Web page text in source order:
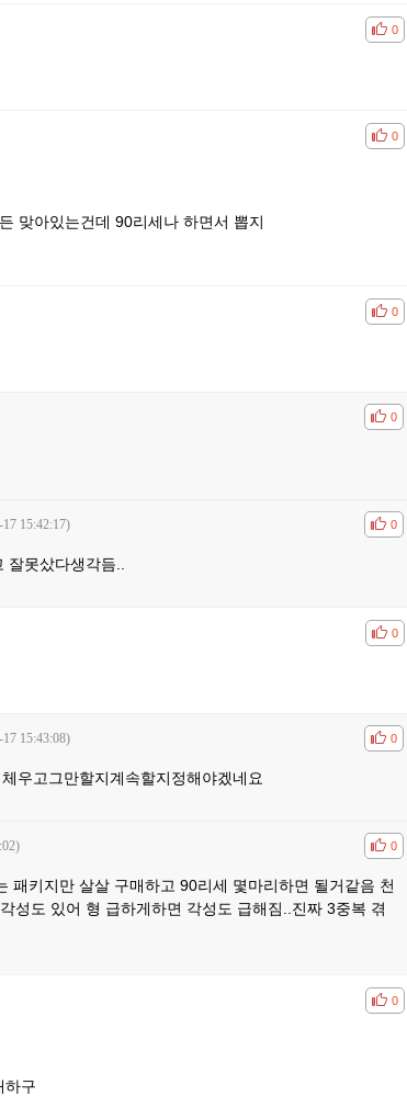
비공감
0
비공감
0
맞아있는건데 90리세나 하면서 뽑지
비공감
0
비공감
0
15:42:17) 비공감
0
못샀다생각듬..
비공감
0
15:43:08) 비공감
0
우고그만할지계속할지정해야겠네요
비공감
0
패키지만 살살 구매하고 90리세 몇마리하면 될거같음 천
성도 있어 형 급하게하면 각성도 급해짐..진짜 3중복 겪
비공감
0
하구